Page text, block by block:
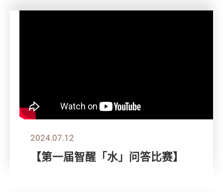
2024.07.12
【第一届智醒「水」问答比赛】